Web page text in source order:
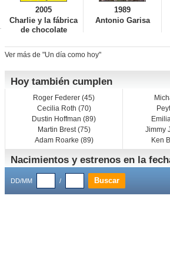
2005
Charlie y la fábrica
de chocolate
1989
Antonio Garisa
Ver más de "Un día como hoy"
Hoy también cumplen
Roger Federer (45)
Cecilia Roth (70)
Dustin Hoffman (89)
Martin Brest (75)
Adam Roarke (89)
Jimmy
Ken
Nacimientos y estrenos en la
DD/MM /